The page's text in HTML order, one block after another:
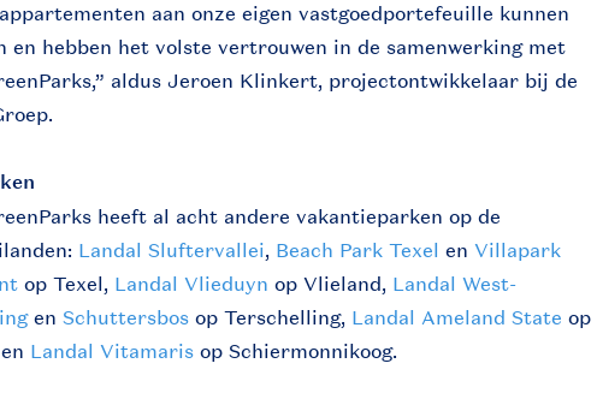
aan onze eigen vastgoedportefeuille kunnen
en hebben het volste vertrouwen in de samenwerking met
aldus Jeroen Klinkert, projectontwikkelaar bij de
heeft al acht andere vakantieparken op de
Landal Sluftervallei, Beach Park Texel en Villapark
op Texel, Landal Vlieduyn op Vlieland, Landal West-
en Schuttersbos op Terschelling, Landal Ameland State op
Landal Vitamaris op Schiermonnikoog.